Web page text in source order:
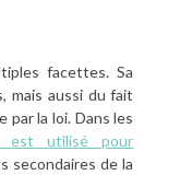
facettes. Sa
mais aussi du fait
par la loi. Dans les
est utilisé pour
secondaires de la